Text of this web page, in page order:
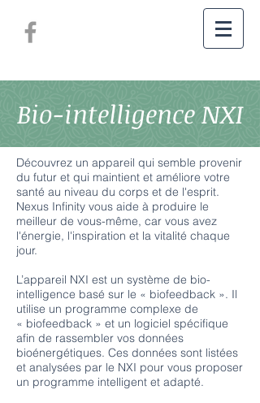
Bio-intelligence NXI
Découvrez un appareil qui semble provenir
du futur et qui maintient et améliore votre
santé au niveau du corps et de l'esprit.
Nexus Infinity vous aide à produire le
meilleur de vous-même, car vous avez
l'énergie, l'inspiration et la vitalité chaque
jour.
L’appareil NXI est un système de bio-
intelligence basé sur le « biofeedback ». Il
utilise un programme complexe de
« biofeedback » et un logiciel spécifique
afin de rassembler vos données
bioénergétiques. Ces données sont listées
et analysées par le NXI pour vous proposer
un programme intelligent et adapté.